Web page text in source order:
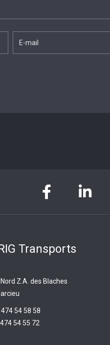
Transports
Z.A. des Blaches
54 58 58
54 55 72